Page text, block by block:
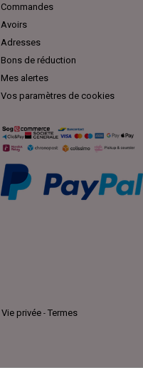
Commandes
Avoirs
Adresses
Bons de réduction
Mes alertes
Vos paramètres de cookies
Vie privée - Termes